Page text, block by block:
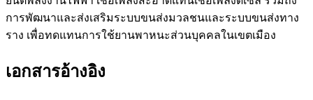
การพัฒนาและส่งเสริมระบบขนส่งมวลชนและระบบขนส่งทาง
ราง เพื่อทดแทนการใช้ยานพาหนะส่วนบุคคลในเขตเมือง
เอกสารอ้างอิง